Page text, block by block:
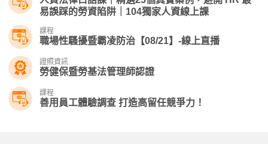
易誤踩的勞資陷阱｜104獨家人資線上課
課程
職場性騷擾暨霸凌防治【08/21】-線上直播
證照資訊
勞健保暨勞基法管理師認證
課程
善用員工體驗調查 打造高留任競爭力！